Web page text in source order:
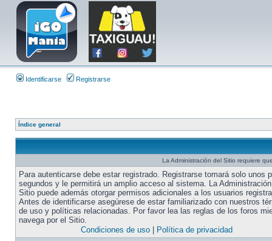
Identificarse Registrarse
Índice general
La Administración del Sitio requiere
Para autenticarse debe estar registrado. Registrarse tomará solo unos
segundos y le permitirá un amplio acceso al sistema. La
Sitio puede además otorgar permisos adicionales a los usuarios
Antes de identificarse asegúrese de estar familiarizado con nuestros
de uso y políticas relacionadas. Por favor lea las reglas de los foros
navega por el Sitio.
Condiciones de uso| Política de privacidad